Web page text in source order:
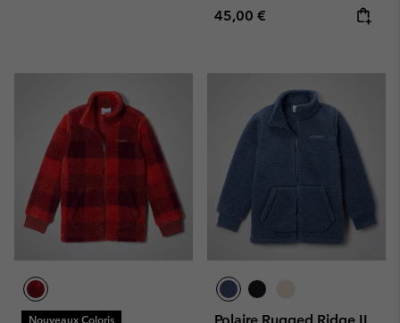
Regular price:
45,00 €
Nouveaux Coloris